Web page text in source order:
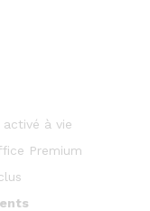
activé à vie
Premium